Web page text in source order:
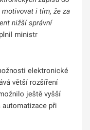
i tím, že za
nižší správní
ministr
elektronické
větší rozšíření
ještě vyšší
při